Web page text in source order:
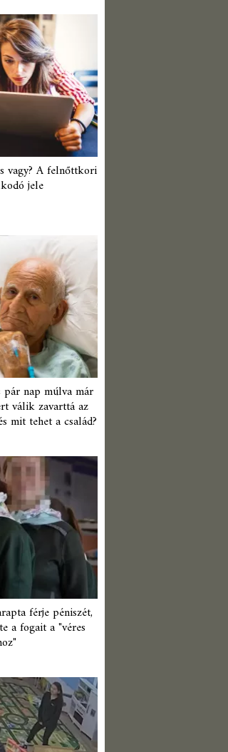
vagy? A felnőttkori
jele
pár nap múlva már
válik zavarttá az
mit tehet a család?
férje péniszét,
a fogait a "véres